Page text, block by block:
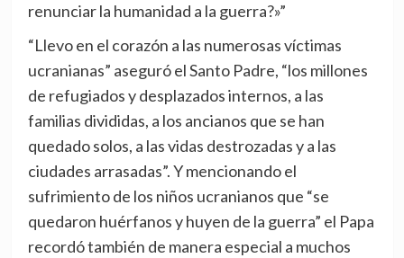
renunciar la humanidad a la guerra?»”
“Llevo en el corazón a las numerosas víctimas
ucranianas” aseguró el Santo Padre, “los millones
de refugiados y desplazados internos, a las
familias divididas, a los ancianos que se han
quedado solos, a las vidas destrozadas y a las
ciudades arrasadas”. Y mencionando el
sufrimiento de los niños ucranianos que “se
quedaron huérfanos y huyen de la guerra” el Papa
recordó también de manera especial a muchos